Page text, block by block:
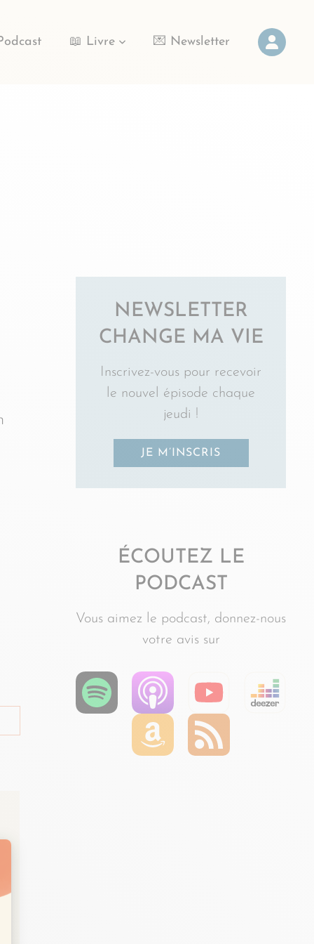
📖 Livre 💌 Newsletter
NEWSLETTER
CHANGE MA VIE
Inscrivez-vous pour recevoir
le nouvel épisode chaque
jeudi !
JE M’INSCRIS
ÉCOUTEZ LE
PODCAST
Vous aimez le podcast, donnez-nous
votre avis sur